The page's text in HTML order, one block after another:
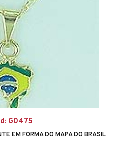
G0475
EM FORMA DO MAPA DO BRASIL